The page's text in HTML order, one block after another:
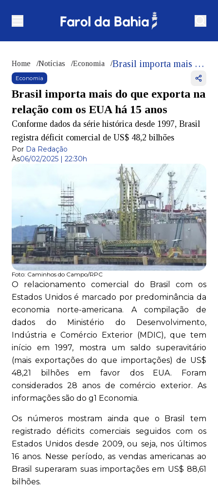
Home /Notícias /Economia / Brasil importa mais do que exporta na relação com os EUA há 15 anos
Economia
Brasil importa mais do que exporta na
relação com os EUA há 15 anos
Conforme dados da série histórica desde 1997, Brasil
registra déficit comercial de US$ 48,2 bilhões
Por Da Redação
Às06/02/2025 | 22:30h
Foto: Caminhos do Campo/RPC
O relacionamento comercial do Brasil com os
Estados Unidos é marcado por predominância da
economia norte-americana. A compilação de
dados do Ministério do Desenvolvimento,
Indústria e Comércio Exterior (MDIC), que tem
início em 1997, mostra um saldo superavitário
(mais exportações do que importações) de US$
48,21 bilhões em favor dos EUA. Foram
considerados 28 anos de comércio exterior. As
informações são do g1 Economia.
Os números mostram ainda que o Brasil tem
registrado déficits comerciais seguidos com os
Estados Unidos desde 2009, ou seja, nos últimos
16 anos. Nesse período, as vendas americanas ao
Brasil superaram suas importações em US$ 88,61
bilhões.